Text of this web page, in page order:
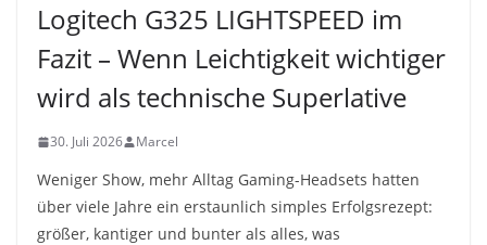
Logitech G325 LIGHTSPEED im
Fazit – Wenn Leichtigkeit wichtiger
wird als technische Superlative
30. Juli 2026 Marcel
Weniger Show, mehr Alltag Gaming-Headsets hatten
über viele Jahre ein erstaunlich simples Erfolgsrezept:
größer, kantiger und bunter als alles, was